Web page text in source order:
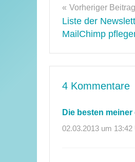
Vorheriger Beitrag
Liste der
MailChimp
4 Kommentare
Die besten
02.03.2013 um 13:42